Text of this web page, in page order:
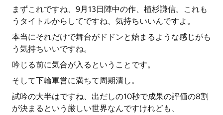
まずこれですね、9月13日陣中の作、植杉謙信。これも
うタイトルからしてですね、気持ちいいんですよ。
本当にそれだけで舞台がドドンと始まるような感じがも
う気持ちいいですね。
吟じる前に気合が入るということです。
そして下輪軍営に満ちて周期清し。
試吟の大半はですね、出だしの10秒で成果の評価の8割
が決まるという厳しい世界なんですけれども、